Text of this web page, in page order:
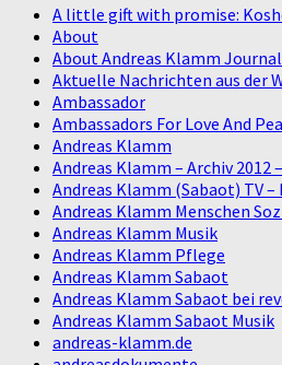
A little gift with promise:
About
About Andreas Klamm
Aktuelle Nachrichten aus der
Ambassador
Ambassadors For Love And
Andreas Klamm
Andreas Klamm – Archiv 2012
Andreas Klamm (Sabaot) TV
Andreas Klamm Menschen
Andreas Klamm Musik
Andreas Klamm Pflege
Andreas Klamm Sabaot
Andreas Klamm Sabaot bei
Andreas Klamm Sabaot Musik
andreas-klamm.de